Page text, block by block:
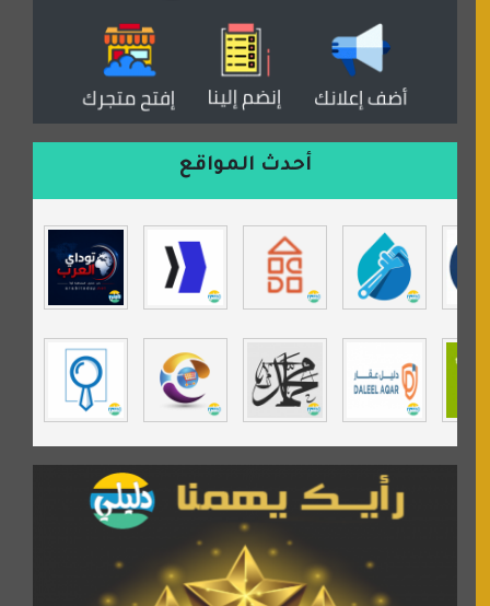
منتدى عدلات
موقع مداد الإسلامي
ورشة زهرة لورا للحدادة
موقع حراج خدمة
تي في قران
موسوعة نور الرحمن
مندى غرام
مردة سوفت
السبيل
أحدث المواقع